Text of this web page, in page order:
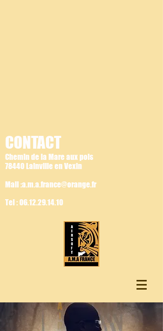
CONTACT
Chemin de la Mare aux pois
78440 Lainville en Vexin
Mail :a.m.a.france@orange.fr
Tel :06.12.29.14.10